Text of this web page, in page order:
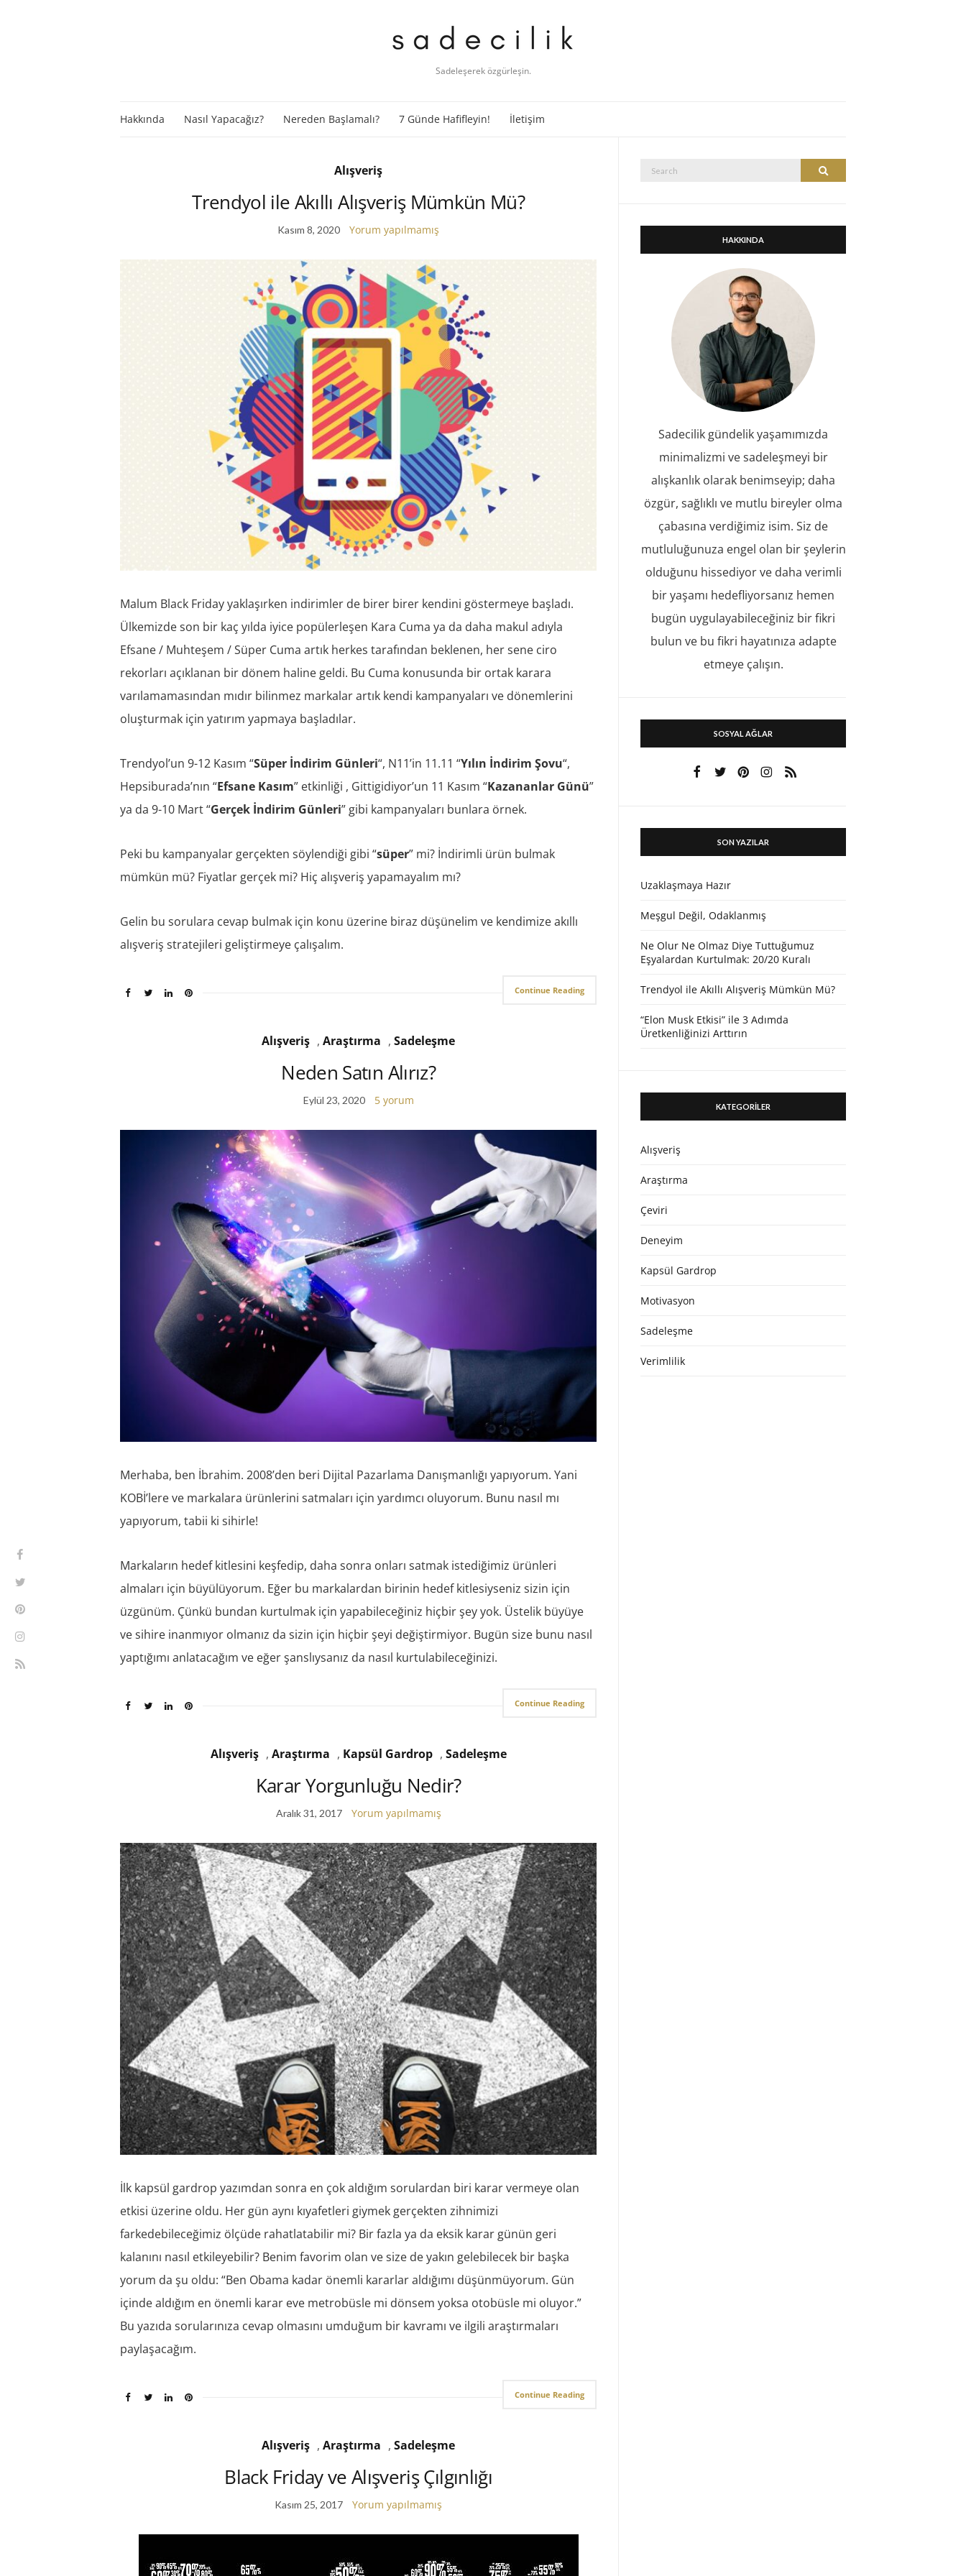
Sadeleşerek özgürleşin.
Hakkında Nasıl Yapacağız? Nereden Başlamalı? 7 Günde Hafifleyin! İletişim
Alışveriş
Trendyol ile Akıllı Alışveriş Mümkün Mü?
Kasım 8, 2020 Yorum yapılmamış
Malum Black Friday yaklaşırken indirimler de birer birer kendini göstermeye başladı.
Ülkemizde son bir kaç yılda iyice popülerleşen Kara Cuma ya da daha makul adıyla
Efsane / Muhteşem / Süper Cuma artık herkes tarafından beklenen, her sene ciro
rekorları açıklanan bir dönem haline geldi. Bu Cuma konusunda bir ortak karara
varılamamasından mıdır bilinmez markalar artık kendi kampanyaları ve dönemlerini
oluşturmak için yatırım yapmaya başladılar.
Trendyol’un 9-12 Kasım “Süper İndirim Günleri“, N11’in 11.11 “Yılın İndirim Şovu“,
Hepsiburada’nın “Efsane Kasım” etkinliği , Gittigidiyor’un 11 Kasım “Kazananlar Günü”
ya da 9-10 Mart “Gerçek İndirim Günleri” gibi kampanyaları bunlara örnek.
Peki bu kampanyalar gerçekten söylendiği gibi “süper” mi? İndirimli ürün bulmak
mümkün mü? Fiyatlar gerçek mi? Hiç alışveriş yapamayalım mı?
Gelin bu sorulara cevap bulmak için konu üzerine biraz düşünelim ve kendimize akıllı
alışveriş stratejileri geliştirmeye çalışalım.
Continue Reading
Alışveriş ,Araştırma ,Sadeleşme
Neden Satın Alırız?
Eylül 23, 2020 5 yorum
Merhaba, ben İbrahim. 2008’den beri Dijital Pazarlama Danışmanlığı yapıyorum. Yani
KOBİ’lere ve markalara ürünlerini satmaları için yardımcı oluyorum. Bunu nasıl mı
yapıyorum, tabii ki sihirle!
Markaların hedef kitlesini keşfedip, daha sonra onları satmak istediğimiz ürünleri
almaları için büyülüyorum. Eğer bu markalardan birinin hedef kitlesiyseniz sizin için
üzgünüm. Çünkü bundan kurtulmak için yapabileceğiniz hiçbir şey yok. Üstelik büyüye
ve sihire inanmıyor olmanız da sizin için hiçbir şeyi değiştirmiyor. Bugün size bunu nasıl
yaptığımı anlatacağım ve eğer şanslıysanız da nasıl kurtulabileceğinizi.
Continue Reading
Alışveriş , Araştırma , Kapsül Gardrop , Sadeleşme
Karar Yorgunluğu Nedir?
Aralık 31, 2017 Yorum yapılmamış
İlk kapsül gardrop yazımdan sonra en çok aldığım sorulardan biri karar vermeye olan
etkisi üzerine oldu. Her gün aynı kıyafetleri giymek gerçekten zihnimizi
farkedebileceğimiz ölçüde rahatlatabilir mi? Bir fazla ya da eksik karar günün geri
kalanını nasıl etkileyebilir? Benim favorim olan ve size de yakın gelebilecek bir başka
yorum da şu oldu: “Ben Obama kadar önemli kararlar aldığımı düşünmüyorum. Gün
içinde aldığım en önemli karar eve metrobüsle mi dönsem yoksa otobüsle mi oluyor.”
Bu yazıda sorularınıza cevap olmasını umduğum bir kavramı ve ilgili araştırmaları
paylaşacağım.
Continue Reading
Alışveriş ,Araştırma ,Sadeleşme
Black Friday ve Alışveriş Çılgınlığı
Kasım 25, 2017 Yorum yapılmamış
Search
HAKKINDA
Sadecilik gündelik yaşamımızda
minimalizmi ve sadeleşmeyi bir
alışkanlık olarak benimseyip; daha
özgür, sağlıklı ve mutlu bireyler olma
çabasına verdiğimiz isim. Siz de
mutluluğunuza engel olan bir şeylerin
olduğunu hissediyor ve daha verimli
bir yaşamı hedefliyorsanız hemen
bugün uygulayabileceğiniz bir fikri
bulun ve bu fikri hayatınıza adapte
etmeye çalışın.
SOSYAL AĞLAR
SON YAZILAR
Uzaklaşmaya Hazır
Meşgul Değil, Odaklanmış
Ne Olur Ne Olmaz Diye Tuttuğumuz
Eşyalardan Kurtulmak: 20/20 Kuralı
Trendyol ile Akıllı Alışveriş Mümkün Mü?
“Elon Musk Etkisi” ile 3 Adımda
Üretkenliğinizi Arttırın
KATEGORİLER
Alışveriş
Araştırma
Çeviri
Deneyim
Kapsül Gardrop
Motivasyon
Sadeleşme
Verimlilik